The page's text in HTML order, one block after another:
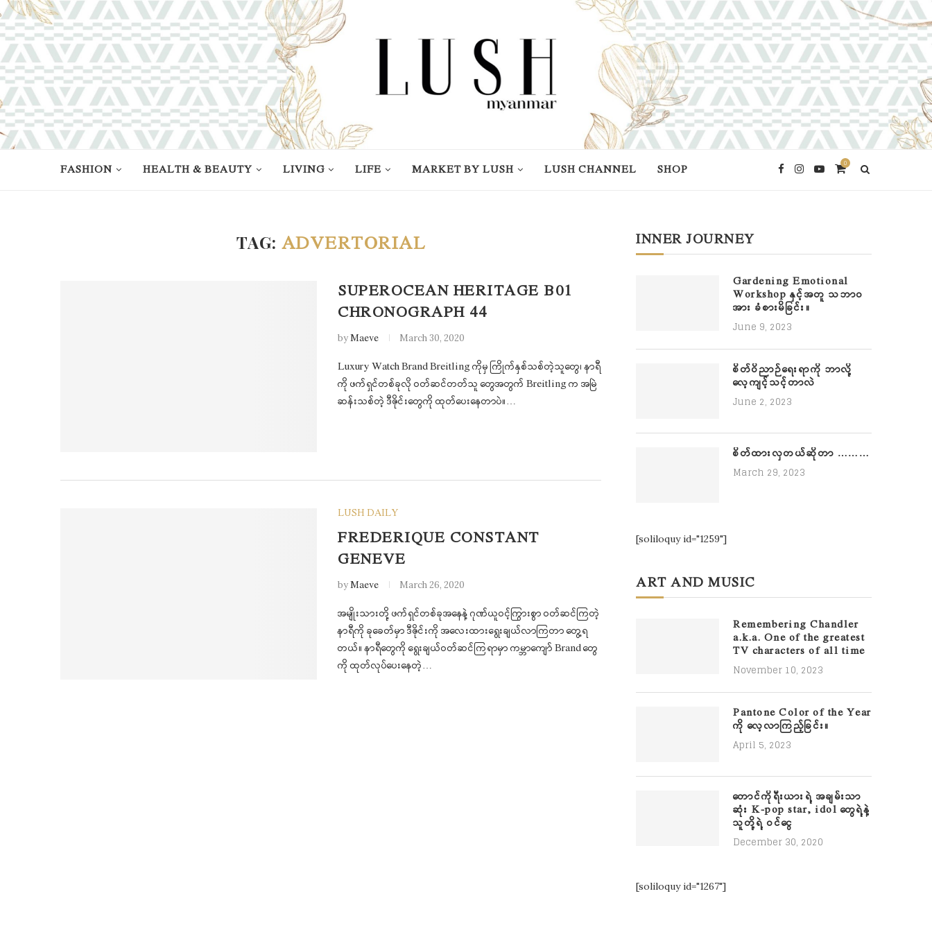
FASHION HEALTH & BEAUTY LIVING LIFE MARKET BY LUSH LUSH CHANNEL SHOP 0
TAG: ADVERTORIAL
SUPEROCEAN HERITAGE B01
CHRONOGRAPH 44
byMaeve March 30, 2020
Luxury Watch Brand Breitling ကိုမှ ကြိုက်နှစ်သစ်တဲ့သူတွေ၊ နာရီ
ကို ဖက်ရှင်တစ်ခုလို ဝတ်ဆင်တတ်သူ တွေအတွက် Breitling က အမြဲ
ဆန်းသစ်တဲ့ ဒီဇိုင်းတွေကို ထုတ်ပေးနေတာပဲ။…
LUSH DAILY
FREDERIQUE CONSTANT
GENEVE
byMaeve March 26, 2020
အမျိုးသားတို့ ဖက်ရှင်တစ်ခုအနေနဲ့ ဂုဏ်ယူဝင့်ကြွားစွာ ဝတ်ဆင်ကြတဲ့
နာရီကို ခုခေတ်မှာ ဒီဇိုင်းကို အလေးထားရွေးချယ်လာကြတာ တွေ့ရ
တယ်။ နာရီတွေကို ရွေးချယ်ဝတ်ဆင်ကြရာမှာ ကမ္ဘာကျော် Brand တွေ
ကို ထုတ်လုပ်ပေးနေတဲ့…
INNER JOURNEY
Gardening Emotional
Workshop နှင့်အတူ သဘာဝ
အား ခံစားမိခြင်း။
June 9, 2023
စိတ်ဝိညာဉ်ရေးရာကို ဘာလို့
လေ့ကျင့်သင့်တာလဲ
June 2, 2023
စိတ်ထားလှတယ်ဆိုတာ ………
March 29, 2023
[soliloquy id="1259"]
ART AND MUSIC
Remembering Chandler
a.k.a. One of the greatest
TV characters of all time
November 10, 2023
Pantone Color of the Year
ကို လေ့လာကြည့်ခြင်း။
April 5, 2023
တောင်ကိုရီးယားရဲ့ အချမ်းသာ
ဆုံး K-pop star, idol တွေရဲ့နဲ့
သူတို့ရဲ့ ဝင်ငွေ
December 30, 2020
[soliloquy id="1267"]